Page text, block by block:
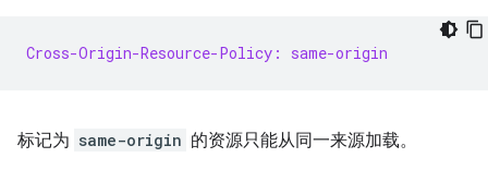
Cross-Origin-Resource-Policy: same-origin
标记为 same-origin 的资源只能从同一来源加载。